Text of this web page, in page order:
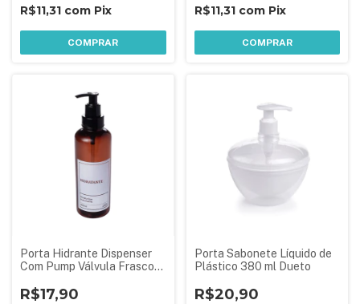
R$11,31 com Pix
COMPRAR
R$11,31 com Pix
COMPRAR
Porta Hidrante Dispenser
Com Pump Válvula Frasco
R$17,90
Porta Sabonete Líquido de
Plástico 380 ml Dueto
R$20,90